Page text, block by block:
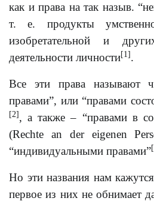
как и права на так назыв.
т. е. продукты
изобретательной и
деятельности личности[1] .
Все эти права называют
правами”, или “правами
[2] , а также – “правами в
(Rechte an der eigenen
“индивидуальными правами”
Но эти названия нам
первое из них не обнимает